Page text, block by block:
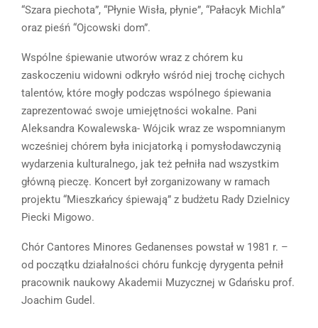
“Szara piechota”, “Płynie Wisła, płynie”, “Pałacyk Michla”
oraz pieśń “Ojcowski dom”.
Wspólne śpiewanie utworów wraz z chórem ku
zaskoczeniu widowni odkryło wśród niej trochę cichych
talentów, które mogły podczas wspólnego śpiewania
zaprezentować swoje umiejętności wokalne. Pani
Aleksandra Kowalewska- Wójcik wraz ze wspomnianym
wcześniej chórem była inicjatorką i pomysłodawczynią
wydarzenia kulturalnego, jak też pełniła nad wszystkim
główną pieczę. Koncert był zorganizowany w ramach
projektu “Mieszkańcy śpiewają” z budżetu Rady Dzielnicy
Piecki Migowo.
Chór Cantores Minores Gedanenses powstał w 1981 r. –
od początku działalności chóru funkcję dyrygenta pełnił
pracownik naukowy Akademii Muzycznej w Gdańsku prof.
Joachim Gudel.